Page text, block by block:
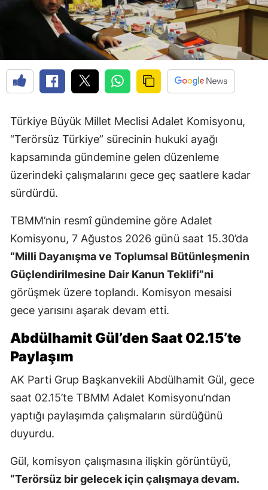
Türkiye Büyük Millet Meclisi Adalet Komisyonu,
“Terörsüz Türkiye” sürecinin hukuki ayağı
kapsamında gündemine gelen düzenleme
üzerindeki çalışmalarını gece geç saatlere kadar
sürdürdü.
TBMM’nin resmî gündemine göre Adalet
Komisyonu, 7 Ağustos 2026 günü saat 15.30’da
“Milli Dayanışma ve Toplumsal Bütünleşmenin
Güçlendirilmesine Dair Kanun Teklifi”ni
görüşmek üzere toplandı. Komisyon mesaisi
gece yarısını aşarak devam etti.
Abdülhamit Gül’den Saat 02.15’te
Paylaşım
AK Parti Grup Başkanvekili Abdülhamit Gül, gece
saat 02.15’te TBMM Adalet Komisyonu’ndan
yaptığı paylaşımda çalışmaların sürdüğünü
duyurdu.
Gül, komisyon çalışmasına ilişkin görüntüyü,
“Terörsüz bir gelecek için çalışmaya devam.